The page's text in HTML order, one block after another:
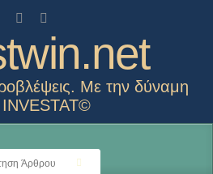
Με την δύναμη
INVESTAT©